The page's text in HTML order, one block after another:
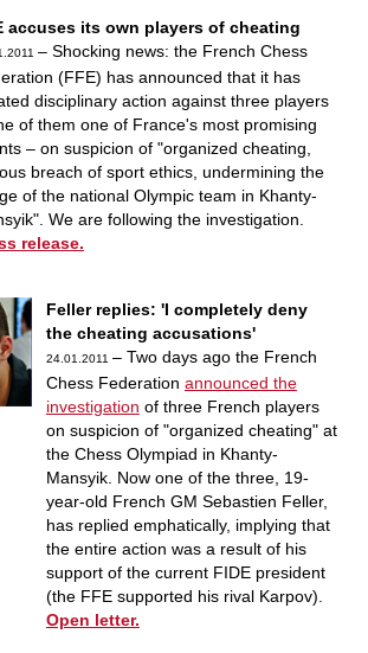
accuses its own players of cheating
– Shocking news: the French Chess
(FFE) has announced that it has
disciplinary action against three players
of them one of France's most promising
– on suspicion of "organized cheating,
breach of sport ethics, undermining the
of the national Olympic team in Khanty-
We are following the investigation.
release.
Feller replies: 'I completely deny
the cheating accusations'
24.01.2011 – Two days ago the French
Chess Federation announced the
investigation of three French players
on suspicion of "organized cheating" at
the Chess Olympiad in Khanty-
Mansyik. Now one of the three, 19-
year-old French GM Sebastien Feller,
has replied emphatically, implying that
the entire action was a result of his
support of the current FIDE president
(the FFE supported his rival Karpov).
Open letter.